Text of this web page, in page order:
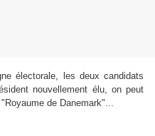
électorale, les deux candidats
nouvellement élu, on peut
de Danemark"...